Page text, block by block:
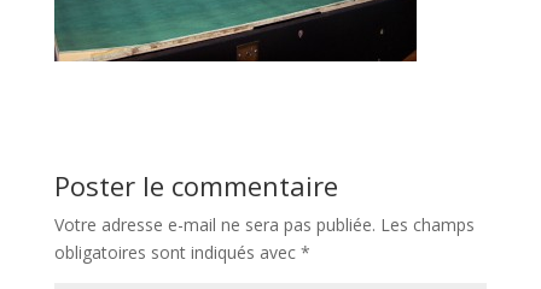
Poster le commentaire
Votre adresse e-mail ne sera pas publiée. Les champs
obligatoires sont indiqués avec *